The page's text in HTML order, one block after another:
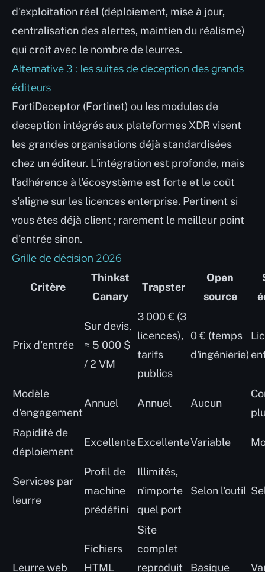
d'exploitation réel (déploiement, mise à jour,
centralisation des alertes, maintien du réalisme)
qui croît avec le nombre de leurres.
Alternative 3 : les suites de deception des grands
éditeurs
FortiDeceptor (Fortinet) ou les modules de
deception intégrés aux plateformes XDR visent
les grandes organisations déjà standardisées
chez un éditeur. L'intégration est profonde, mais
l'adhérence à l'écosystème est forte et le coût
s'aligne sur les licences enterprise. Pertinent si
vous êtes déjà client ; rarement le meilleur point
d'entrée sinon.
Grille de décision 2026
Critère
Thinkst
Canary
Trapster
Open
source
Prix d'entrée
Sur devis,
≈ 5 000 $
/ 2 VM
3 000 € (3
licences),
tarifs
publics
0 € (temps
d'ingénierie)
Modèle
d'engagement
Annuel Annuel Aucun
Rapidité de
déploiement
ExcellenteExcellenteVariable
Services par
leurre
Profil de
machine
prédéfini
Illimités,
n'importe
quel port
Selon l'outil
Leurre web
Fichiers
HTML
Site
complet
reproduit
Basique